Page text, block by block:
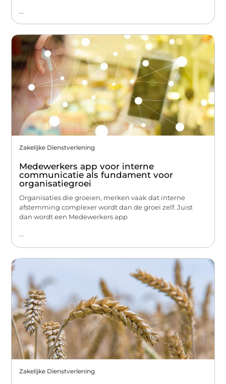
...
Zakelijke Dienstverlening
Medewerkers app voor interne
communicatie als fundament voor
organisatiegroei
Organisaties die groeien, merken vaak dat interne
afstemming complexer wordt dan de groei zelf. Juist
dan wordt een Medewerkers app
...
Zakelijke Dienstverlening